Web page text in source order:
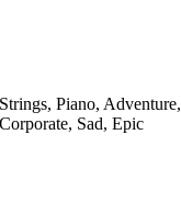
Strings, Piano, Adventure,
Corporate, Sad, Epic